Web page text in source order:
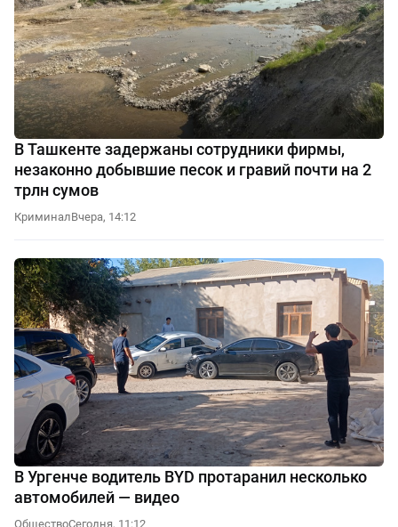
В Ташкенте задержаны сотрудники фирмы,
незаконно добывшие песок и гравий почти на 2
трлн сумов
КриминалВчера, 14:12
В Ургенче водитель BYD протаранил несколько
автомобилей — видео
ОбществоСегодня, 11:12